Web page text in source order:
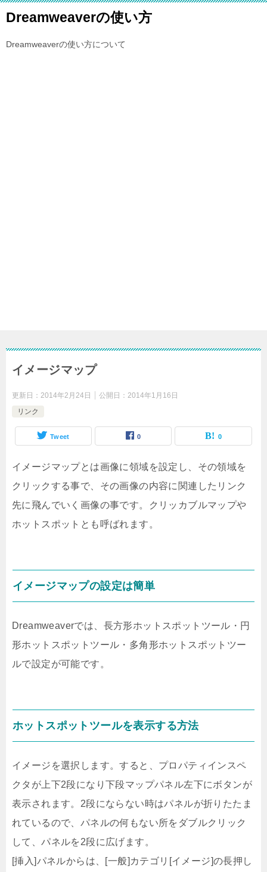
Dreamweaverの使い方
Dreamweaverの使い方について
イメージマップ
更新日： 2014年2月24日 公開日： 2014年1月16日
リンク
Tweet 0 0
イメージマップとは画像に領域を設定し、その領域を
クリックする事で、その画像の内容に関連したリンク
先に飛んでいく画像の事です。クリッカブルマップや
ホットスポットとも呼ばれます。
イメージマップの設定は簡単
Dreamweaverでは、長方形ホットスポットツール・円
形ホットスポットツール・多角形ホットスポットツー
ルで設定が可能です。
ホットスポットツールを表示する方法
イメージを選択します。すると、プロパティインスペ
クタが上下2段になり下段マップパネル左下にボタンが
表示されます。2段にならない時はパネルが折りたたま
れているので、パネルの何もない所をダブルクリック
して、パネルを2段に広げます。
[挿入]パネルからは、[一般]カテゴリ[イメージ]の長押し